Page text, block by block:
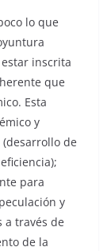
lo que
inscrita
que
Esta
y
de
para
y
a través de
de la